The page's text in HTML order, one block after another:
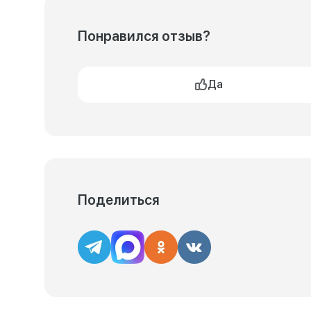
Понравился отзыв?
Да
Поделиться